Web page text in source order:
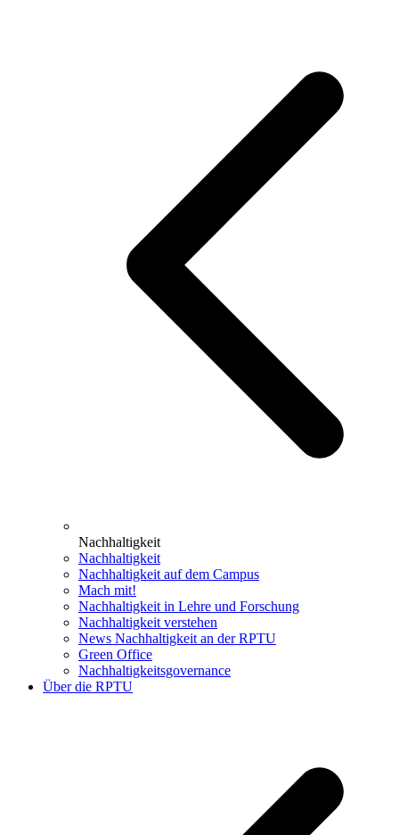
Nachhaltigkeit
Nachhaltigkeit
Nachhaltigkeit auf dem Campus
Mach mit!
Nachhaltigkeit in Lehre und Forschung
Nachhaltigkeit verstehen
News Nachhaltigkeit an der RPTU
Green Office
Nachhaltigkeitsgovernance
Über die RPTU